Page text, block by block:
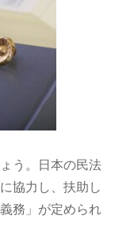
う。日本の民法
協力し、扶助し
務」が定められ